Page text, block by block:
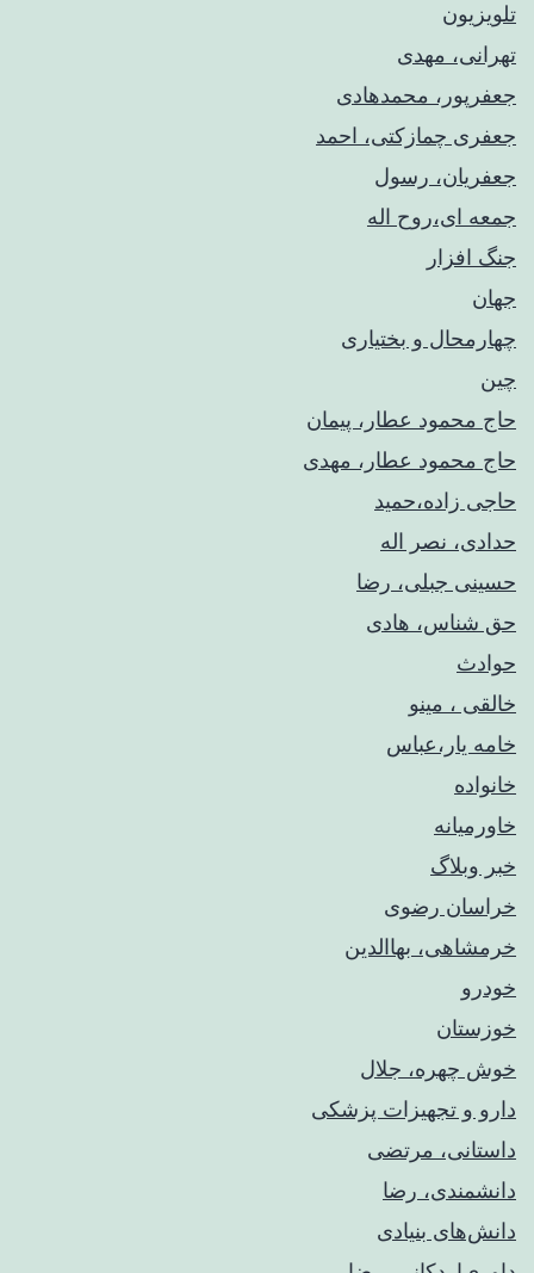
تلویزیون
تهرانی، مهدی
جعفرپور، محمدهادی
جعفری چمازکتی، احمد
جعفریان، رسول
جمعه ای،روح اله
جنگ افزار
جهان
چهارمحال و بختیاری
چین
حاج محمود عطار، پیمان
حاج محمود عطار، مهدی
حاجی زاده،حمید
حدادی، نصر اله
حسینی جبلی، رضا
حق شناس، هادی
حوادث
خالقی ، مینو
خامه یار،عباس
خانواده
خاورمیانه
خبر وبلاگ
خراسان رضوی
خرمشاهی، بهاالدین
خودرو
خوزستان
خوش چهره، جلال
دارو و تجهیزات پزشکی
داستانی، مرتضی
دانشمندی، رضا
دانش‌های بنیادی